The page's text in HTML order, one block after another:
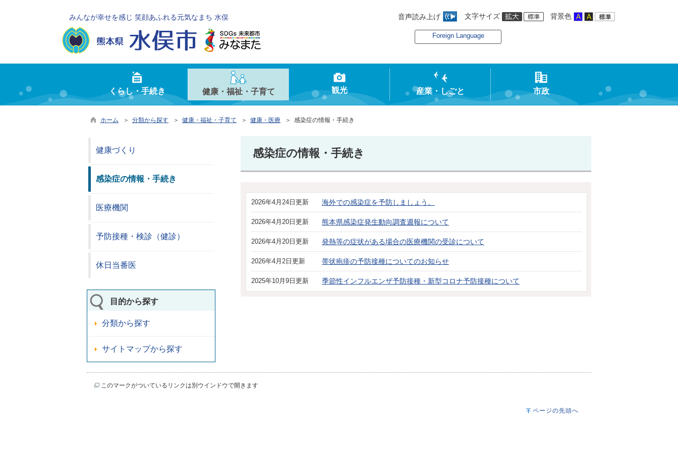
みんなが幸せを感じ 笑顔あふれる元気なまち 水俣 音声読み上げ 文字サイズ 背景色
Foreign Language
くらし・手続き 健康・福祉・子育て 観光 産業・しごと 市政
ホーム ＞ 分類から探す ＞ 健康・福祉・子育て ＞ 健康・医療 ＞ 感染症の情報・手続き
感染症の情報・手続き
2026年4月24日更新 海外での感染症を予防しましょう。
2026年4月20日更新 熊本県感染症発生動向調査週報について
2026年4月20日更新 発熱等の症状がある場合の医療機関の受診について
2026年4月2日更新 帯状疱疹の予防接種についてのお知らせ
2025年10月9日更新 季節性インフルエンザ予防接種・新型コロナ予防接種について
健康づくり
感染症の情報・手続き
医療機関
予防接種・検診（健診）
休日当番医
目的から探す
分類から探す
サイトマップから探す
このマークがついているリンクは別ウインドウで開きます
ページの先頭へ